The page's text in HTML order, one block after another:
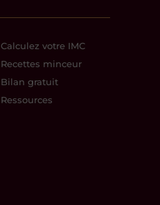
Calculez votre IMC
Recettes minceur
Bilan gratuit
Ressources